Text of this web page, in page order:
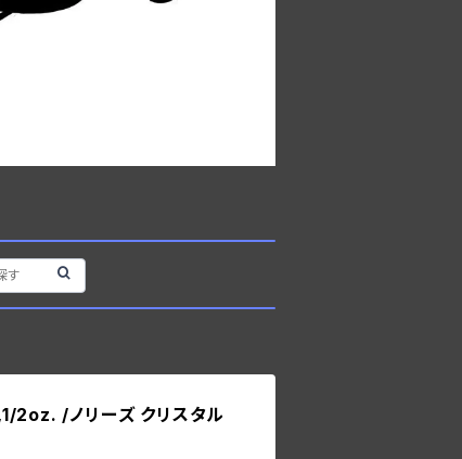
/ノリーズ クリスタル